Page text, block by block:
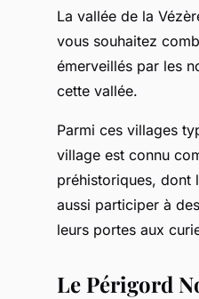
La vallée de la
vous souhaitez
émerveillés par les
cette vallée.
Parmi ces villages
village est connu
préhistoriques, dont
aussi participer à
leurs portes aux
Le Périgord